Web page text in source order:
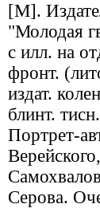
[М].
"Молодая
с илл. на
фронт.
издат.
блинт.
Портрет-
Серова.